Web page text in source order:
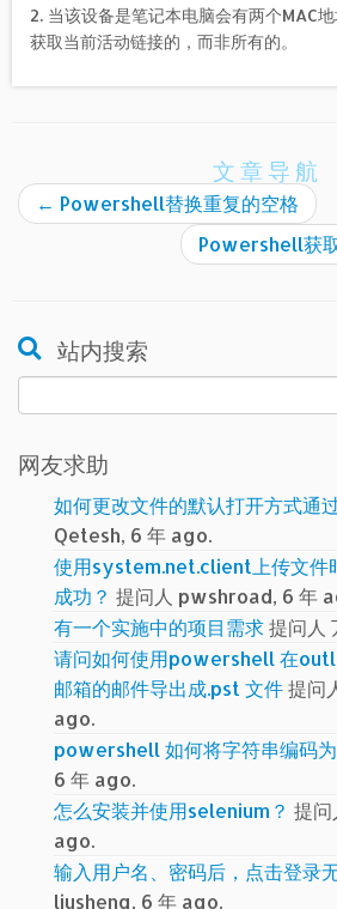
2. 当该设备是笔记本电脑会有两个MAC
获取当前活动链接的，而非所有的。
文章导航
← Powershell替换重复的空格
Powershell获
站内搜索
索：
网友求助
如何更改文件的默认打开方式通
Qetesh, 6 年 ago.
使用system.net.client上传文件
成功？ 提问人 pwshroad, 6 年
有一个实施中的项目需求提问人
请问如何使用powershell 在
邮箱的邮件导出成.pst 文件提问
ago.
powershell 如何将字符串编码为
6 年 ago.
怎么安装并使用selenium？ 提
ago.
输入用户名、密码后，点击登录
liusheng, 6 年 ago.